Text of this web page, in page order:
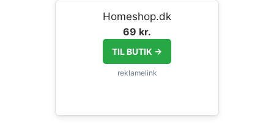
Homeshop.dk
69 kr.
TIL BUTIK →